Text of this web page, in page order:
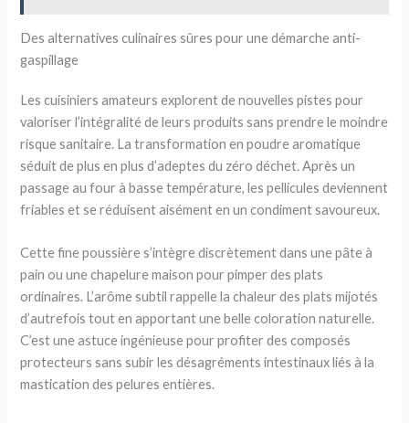
Des alternatives culinaires sûres pour une démarche anti-
gaspillage
Les cuisiniers amateurs explorent de nouvelles pistes pour
valoriser l’intégralité de leurs produits sans prendre le moindre
risque sanitaire. La transformation en poudre aromatique
séduit de plus en plus d’adeptes du zéro déchet. Après un
passage au four à basse température, les pellicules deviennent
friables et se réduisent aisément en un condiment savoureux.
Cette fine poussière s’intègre discrètement dans une pâte à
pain ou une chapelure maison pour pimper des plats
ordinaires. L’arôme subtil rappelle la chaleur des plats mijotés
d’autrefois tout en apportant une belle coloration naturelle.
C’est une astuce ingénieuse pour profiter des composés
protecteurs sans subir les désagréments intestinaux liés à la
mastication des pelures entières.